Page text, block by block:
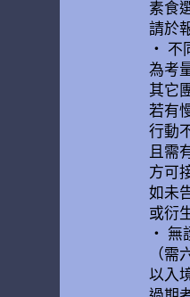
素食
請於
• 不
為考
其它
若有
行動
且需
方可
如未
或衍
• 無
（需
以入